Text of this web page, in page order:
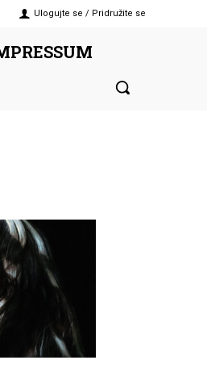
Ulogujte se / Pridružite se